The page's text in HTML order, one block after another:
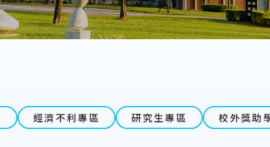
經濟不利專區 研究生專區 校外獎助